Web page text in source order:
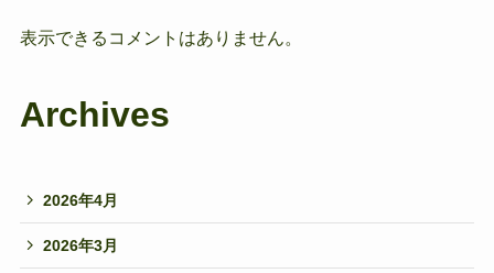
表示できるコメントはありません。
Archives
2026年4月
2026年3月